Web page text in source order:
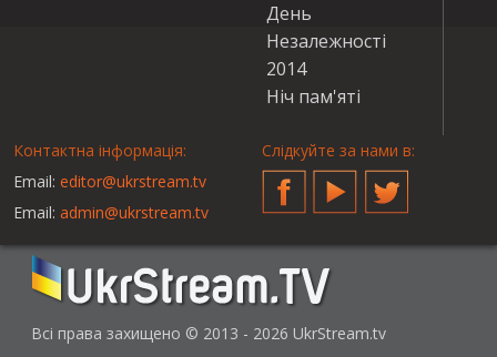
День
Незалежності
2014
Ніч пам'яті
Контактна інформація:
Email: editor@ukrstream.tv
Email: admin@ukrstream.tv
Слідкуйте за нами в:
FacebookYouTubeTwitter
Всі права захищено © 2013 - 2026 UkrStream.tv